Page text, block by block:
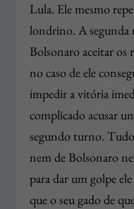
Lula. Ele mesmo
londrino. A segunda
Bolsonaro aceitar
no caso de ele
impedir a vitória
complicado acusar
segundo turno.
nem de Bolsonaro
para dar um golpe
que o seu gado de